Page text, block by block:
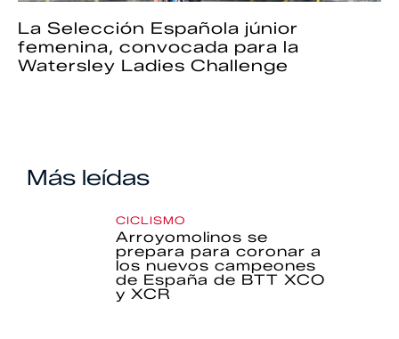
La Selección Española júnior
femenina, convocada para la
Watersley Ladies Challenge
Más leídas
CICLISMO
Arroyomolinos se
prepara para coronar a
los nuevos campeones
de España de BTT XCO
y XCR